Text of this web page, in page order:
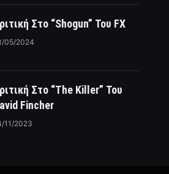
Στο “Shogun” Του FX
05/2024
Στο “The Killer” Του
Fincher
11/2023